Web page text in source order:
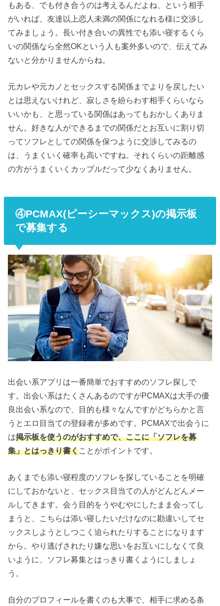
もある、でも付き合うのは考えるんだよね、という相手
がいれば、友達以上恋人未満の関係になれる様に交渉し
てみましょう。長い付き合いの異性でも添い寝するくら
いの関係なら全然OKという人も案外多いので、伝えてみ
ないと分かりませんからね。
元カレや元カノとセックスする関係までよりを戻したい
とは思えないけれど、寂しさを紛らわす相手くらいなら
いいかも、と思っている関係はあってもおかしくありま
せん。好きな人ができるまでの関係だとお互いに割り切
ってソフレとしての関係を保つように交渉してみるの
は、うまくいく確率も高いですね。それくらいの距離感
の方がうまくいくカップルだって少なくありません。
④PCMAX(ピーシーマックス)の掲示板
で募集する
出会い系アプリは一番簡単でおすすめのソフレ探しで
す。出会い系はたくさんあるのですがPCMAXは大手の優
良出会い系なので、目的も様々なんですがどちらかと言
うとエロ目当ての登録者が多めです。PCMAXで出会うに
は掲示板を使うのがおすすめで、ここに「ソフレを募
集」とはっきり書くことがポイントです。
あくまでも添い寝程度のソフレを探していることを明確
にしておかないと、セックス目当ての人がどんどんメー
ルしてきます。会う目的をうやむやにしたまま会ってし
まうと、こちらは添い寝したいだけなのに勘違いしてセ
ックスしようとしつこく迫られたりすることになります
から。やり逃げされたり嫌な思いをお互いにしなくて良
いように、ソフレ募集とはっきり書くようにしましょ
う。
自分のプロフィールを書くのも大事で、相手に求める条